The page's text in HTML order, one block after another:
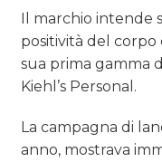
Il marchio intende
positività del corpo
sua prima gamma
Kiehl’s Personal.
La campagna di
anno, mostrava